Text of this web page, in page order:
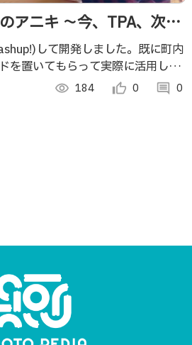
アニキ 〜今、TPA、次ど
して開発しました。既に町内
を置いてもらって実際に活用して
visibility 184 thumb_up_alt 0 comment 0